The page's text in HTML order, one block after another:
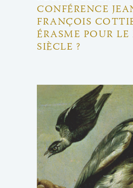
CONFÉRENCE
FRANÇOIS
ÉRASME POUR LE
SIÈCLE ?